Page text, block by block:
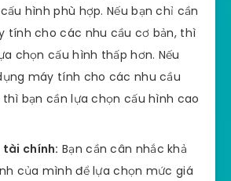
hình phù hợp. Nếu bạn chỉ cần
tính cho các nhu cầu cơ bản, thì
chọn cấu hình thấp hơn. Nếu
máy tính cho các nhu cầu
bạn cần lựa chọn cấu hình cao
tài chính: Bạn cần cân nhắc khả
của mình để lựa chọn mức giá